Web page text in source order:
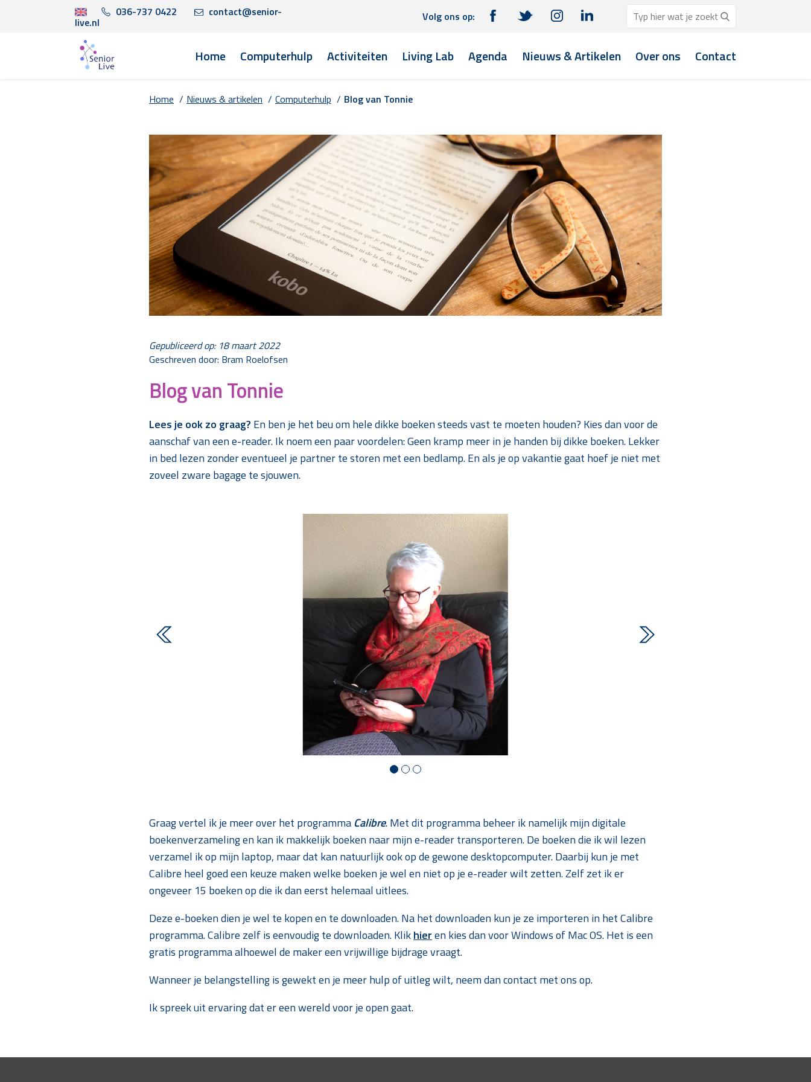
036-737 0422 contact@senior-
live.nl Volg ons op:
Home Computerhulp Activiteiten Living Lab Agenda Nieuws & Artikelen Over ons Contact
Home / Nieuws & artikelen / Computerhulp / Blog van Tonnie
Gepubliceerd op: 18 maart 2022
Geschreven door: Bram Roelofsen
Blog van Tonnie
Lees je ook zo graag? En ben je het beu om hele dikke boeken steeds vast te moeten houden? Kies dan voor de
aanschaf van een e-reader. Ik noem een paar voordelen: Geen kramp meer in je handen bij dikke boeken. Lekker
in bed lezen zonder eventueel je partner te storen met een bedlamp. En als je op vakantie gaat hoef je niet met
zoveel zware bagage te sjouwen.
Graag vertel ik je meer over het programma Calibre. Met dit programma beheer ik namelijk mijn digitale
boekenverzameling en kan ik makkelijk boeken naar mijn e-reader transporteren. De boeken die ik wil lezen
verzamel ik op mijn laptop, maar dat kan natuurlijk ook op de gewone desktopcomputer. Daarbij kun je met
Calibre heel goed een keuze maken welke boeken je wel en niet op je e-reader wilt zetten. Zelf zet ik er
ongeveer 15 boeken op die ik dan eerst helemaal uitlees.
Deze e-boeken dien je wel te kopen en te downloaden. Na het downloaden kun je ze importeren in het Calibre
programma. Calibre zelf is eenvoudig te downloaden. Klikhieren kies dan voor Windows of Mac OS. Het is een
gratis programma alhoewel de maker een vrijwillige bijdrage vraagt.
Wanneer je belangstelling is gewekt en je meer hulp of uitleg wilt, neem dan contact met ons op.
Ik spreek uit ervaring dat er een wereld voor je open gaat.